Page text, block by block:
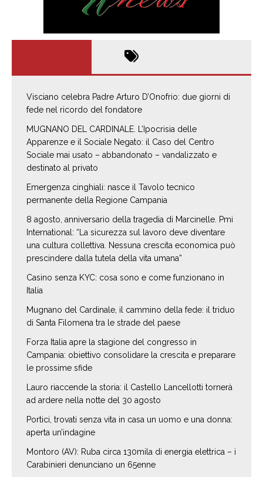
Visciano celebra Padre Arturo D’Onofrio: due giorni di
fede nel ricordo del fondatore
MUGNANO DEL CARDINALE. L’Ipocrisia delle
Apparenze e il Sociale Negato: il Caso del Centro
Sociale mai usato – abbandonato – vandalizzato e
destinato al privato
Emergenza cinghiali: nasce il Tavolo tecnico
permanente della Regione Campania
8 agosto, anniversario della tragedia di Marcinelle. Pmi
International: “La sicurezza sul lavoro deve diventare
una cultura collettiva. Nessuna crescita economica può
prescindere dalla tutela della vita umana”
Casino senza KYC: cosa sono e come funzionano in
Italia
Mugnano del Cardinale, il cammino della fede: il triduo
di Santa Filomena tra le strade del paese
Forza Italia apre la stagione del congresso in
Campania: obiettivo consolidare la crescita e preparare
le prossime sfide
Lauro riaccende la storia: il Castello Lancellotti tornerà
ad ardere nella notte del 30 agosto
Portici, trovati senza vita in casa un uomo e una donna:
aperta un’indagine
Montoro (AV): Ruba circa 130mila di energia elettrica – i
Carabinieri denunciano un 65enne